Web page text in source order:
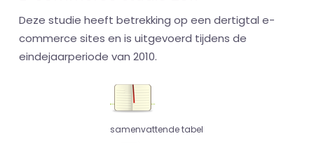
Deze studie heeft betrekking op een dertigtal e-
commerce sites en is uitgevoerd tijdens de
eindejaarperiode van 2010.
samenvattende tabel